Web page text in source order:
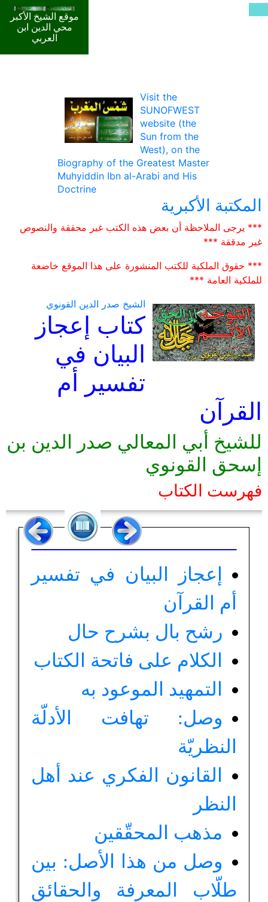
موقع الشيخ الأكبر
محي الدين ابن
العربي
Visit the
SUNOFWEST
website (the
Sun from the
West), on the
Biography of the Greatest Master
Muhyiddin Ibn al-Arabi and His
Doctrine
المكتبة الأكبرية
*** يرجى الملاحظة أن بعض هذه الكتب غير محققة والنصوص
غير مدققة ***
*** حقوق الملكية للكتب المنشورة على هذا الموقع خاضعة
للملكية العامة ***
الشيخ صدر الدين القونوي
كتاب إعجاز
البيان في
تفسير أم
القرآن
للشيخ أبي المعالي صدر الدين بن
إسحق القونوي
فهرست الكتاب
إعجاز البيان في تفسير
أم القرآن
رشح بال بشرح حال
الكلام على فاتحة الكتاب
التمهيد الموعود به
وصل: تهافت الأدلّة
النظريّة
القانون الفكري عند أهل
النظر
مذهب المحقّقين
وصل من هذا الأصل: بين
طلّاب المعرفة والحقائق